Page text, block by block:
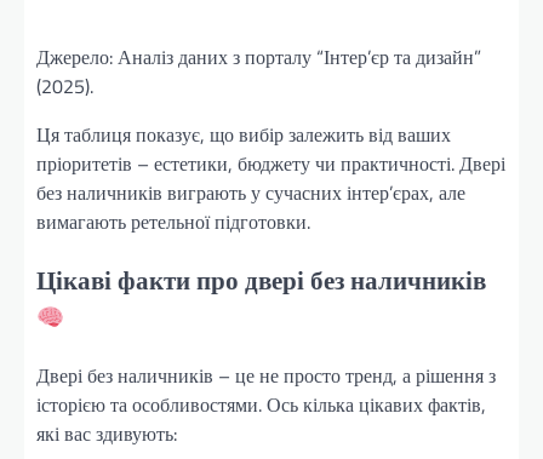
Джерело: Аналіз даних з порталу “Інтер’єр та дизайн”
(2025).
Ця таблиця показує, що вибір залежить від ваших
пріоритетів – естетики, бюджету чи практичності. Двері
без наличників виграють у сучасних інтер’єрах, але
вимагають ретельної підготовки.
Цікаві факти про двері без наличників
Двері без наличників – це не просто тренд, а рішення з
історією та особливостями. Ось кілька цікавих фактів,
які вас здивують: